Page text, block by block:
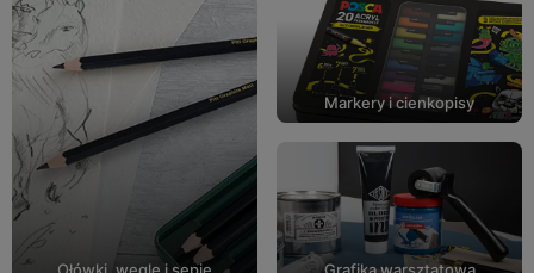
Markery i cienkopisy